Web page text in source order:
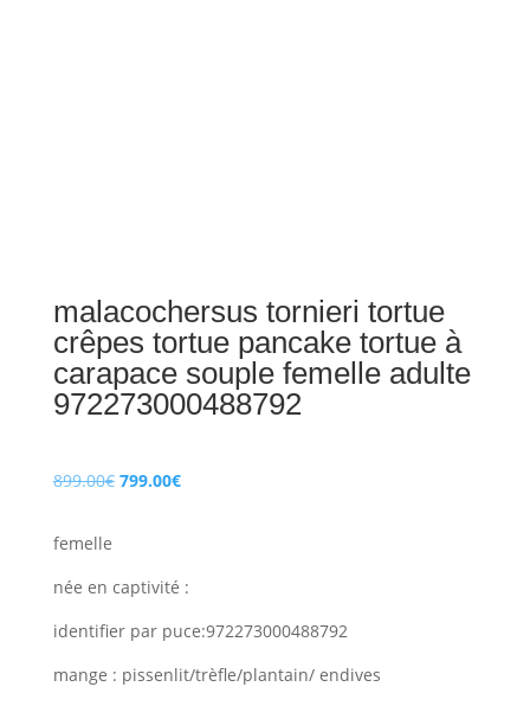
malacochersus tornieri tortue
crêpes tortue pancake tortue à
carapace souple femelle adulte
972273000488792
899.00€ Le
899.00€.
799.00€Le
799.00€.
femelle
née en captivité :
identifier par puce:972273000488792
mange : pissenlit/trèfle/plantain/ endives